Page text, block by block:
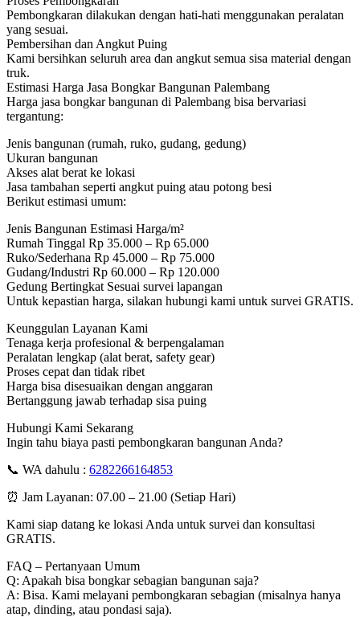
Pembongkaran dilakukan dengan hati-hati menggunakan peralatan
yang sesuai.
Pembersihan dan Angkut Puing
Kami bersihkan seluruh area dan angkut semua sisa material dengan
truk.
Estimasi Harga Jasa Bongkar Bangunan Palembang
Harga jasa bongkar bangunan di Palembang bisa bervariasi
tergantung:
Jenis bangunan (rumah, ruko, gudang, gedung)
Ukuran bangunan
Akses alat berat ke lokasi
Jasa tambahan seperti angkut puing atau potong besi
Berikut estimasi umum:
Jenis Bangunan Estimasi Harga/m²
Rumah Tinggal Rp 35.000 – Rp 65.000
Ruko/Sederhana Rp 45.000 – Rp 75.000
Gudang/Industri Rp 60.000 – Rp 120.000
Gedung Bertingkat Sesuai survei lapangan
Untuk kepastian harga, silakan hubungi kami untuk survei GRATIS.
Keunggulan Layanan Kami
Tenaga kerja profesional & berpengalaman
Peralatan lengkap (alat berat, safety gear)
Proses cepat dan tidak ribet
Harga bisa disesuaikan dengan anggaran
Bertanggung jawab terhadap sisa puing
Hubungi Kami Sekarang
Ingin tahu biaya pasti pembongkaran bangunan Anda?
📞 WA dahulu : 6282266164853
⏰ Jam Layanan: 07.00 – 21.00 (Setiap Hari)
Kami siap datang ke lokasi Anda untuk survei dan konsultasi
GRATIS.
FAQ – Pertanyaan Umum
Q: Apakah bisa bongkar sebagian bangunan saja?
A: Bisa. Kami melayani pembongkaran sebagian (misalnya hanya
atap, dinding, atau pondasi saja).